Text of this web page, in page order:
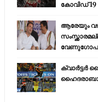
കോവിഡ് 19
ആരേയും
ക്വാർട്ടർ